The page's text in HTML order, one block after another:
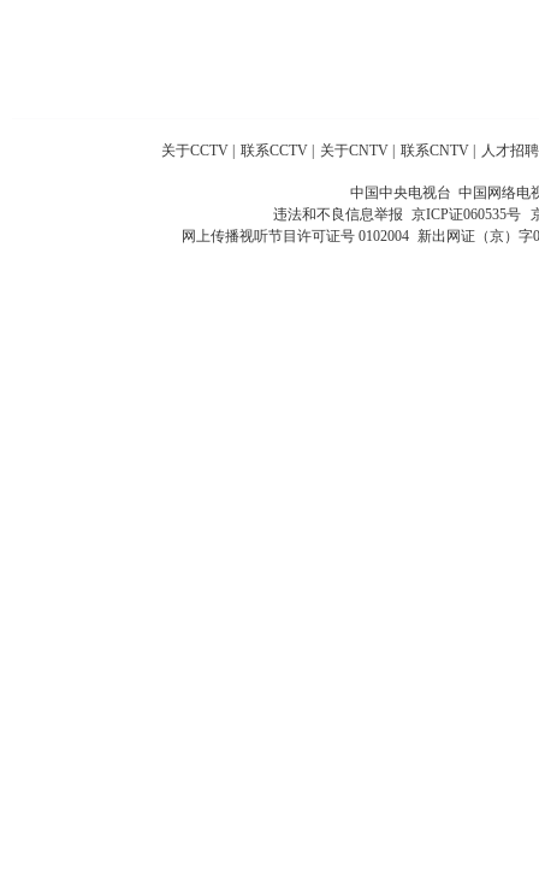
关于CCTV 联系CCTV 关于CNTV 联系CNTV 人才招聘
中国中央电视台 中国网络电
违法和不良信息举报 京ICP证060535号
网上传播视听节目许可证号 0102004 新出网证（京）